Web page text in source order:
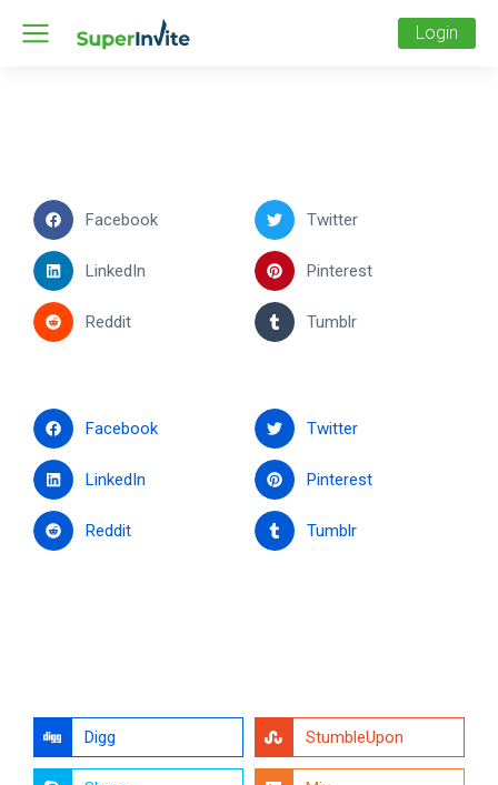
Login
Facebook Twitter
LinkedIn Pinterest
Reddit Tumblr
Facebook Twitter
LinkedIn Pinterest
Reddit Tumblr
Digg StumbleUpon